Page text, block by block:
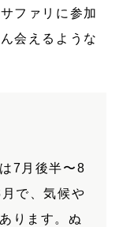
ファリに参加
会えるような
7月後半〜8
で、気候や
ります。ぬ